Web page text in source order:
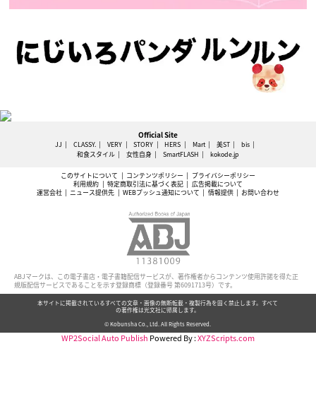
Official Site
JJ CLASSY. VERY STORY HERS Mart 美ST
bis
和食スタイル
女性自身 SmartFLASH kokode.jp
このサイトについて コンテンツポリシー
プライバシーポリシー
利用規約
特定商取引法に基づく表記
広告掲載について
運営会社
ニュース提供先 WEBプッシュ通知について 情報提供 お問い合わせ
ABJマークは、この電子書店・電子書籍配信サービスが、著作権者からコンテンツ使用許諾を得た正
規版配信サービスであることを示す登録商標（登録番号 第6091713号）です。
本サイトに掲載されているすべての文章・画像の無断転載・複製行為を固く禁止します。すべて
の著作権は光文社に帰属します。
© Kobunsha Co., Ltd. All Rights Reserved.
WP2Social Auto Publish Powered By :XYZScripts.com